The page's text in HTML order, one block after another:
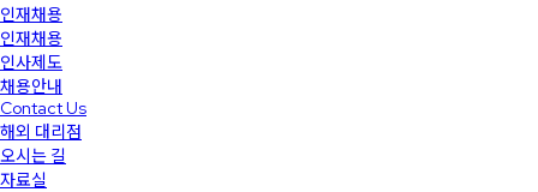
인재채용
인재채용
인사제도
채용안내
Contact Us
해외 대리점
오시는 길
자료실